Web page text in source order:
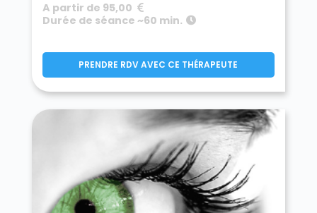
A partir de 95,00
Durée de séance ~60 min.
PRENDRE RDV AVEC CE THÉRAPEUTE